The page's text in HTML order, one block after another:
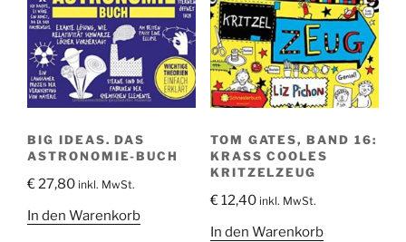
BIG IDEAS. DAS
ASTRONOMIE-BUCH
€27,80 inkl. MwSt.
In den Warenkorb
TOM GATES, BAND 16:
KRASS COOLES
KRITZELZEUG
€12,40 inkl. MwSt.
In den Warenkorb